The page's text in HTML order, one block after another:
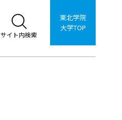
サイト内検索
東北学院
大学TOP